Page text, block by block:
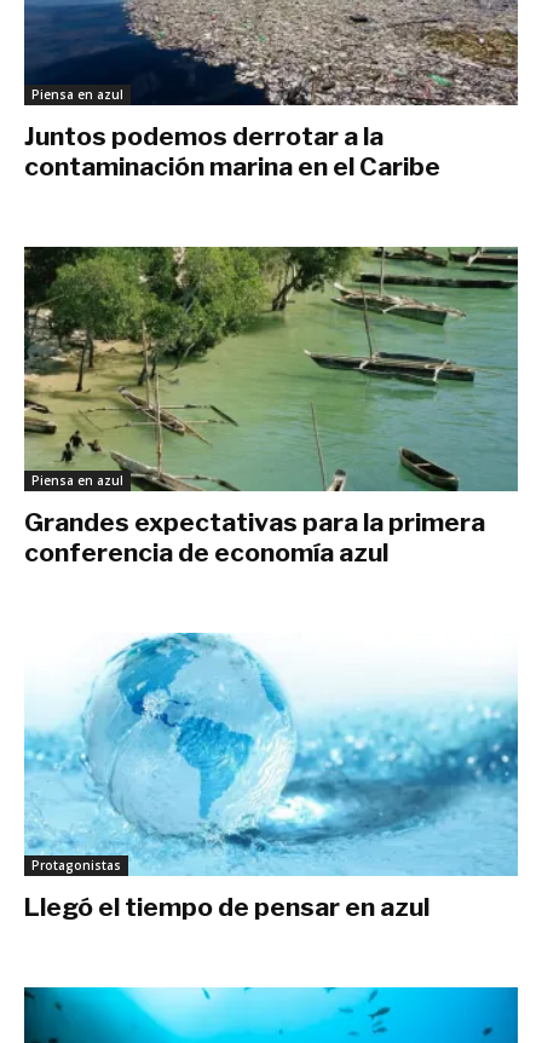
Piensa en azul
Juntos podemos derrotar a la
contaminación marina en el Caribe
Piensa en azul
Grandes expectativas para la primera
conferencia de economía azul
Protagonistas
Llegó el tiempo de pensar en azul